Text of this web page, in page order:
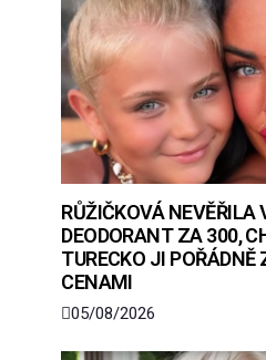
RŮŽIČKOVÁ
DEODORANT ZA 300,
TURECKO JI POŘÁDNĚ
CENAMI
05/08/2026